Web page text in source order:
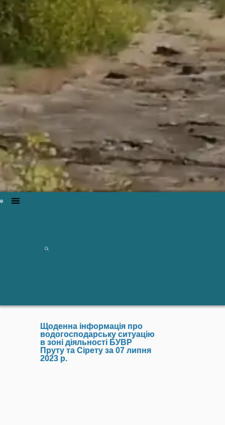
Щоденна інформація про
водогосподарську ситуацію
в зоні діяльності БУВР
Пруту та Сірету за 07 липня
2023 р.